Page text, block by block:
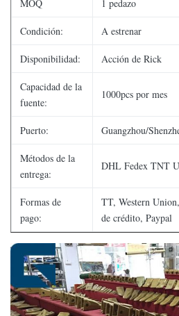
MOQ 1 pedazo
Condición: A estrenar
Disponibilidad: Acción de Rick
Capacidad de la
fuente:
1000pcs por mes
Puerto: Guangzhou/
Métodos de la
entrega:
DHL Fedex TNT
Formas de
pago:
TT, Western
de crédito, Paypal